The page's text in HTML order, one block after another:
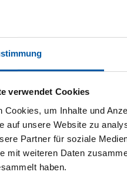
verwendet Cookies
Cookies, um Inhalte und
auf unsere Website zu
Partner für soziale
mit weiteren Daten
haben.